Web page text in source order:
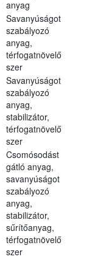
anyag
Savanyúságot
szabályozó
anyag,
térfogatnövelő
szer
Savanyúságot
szabályozó
anyag,
stabilizátor,
térfogatnövelő
szer
Csomósodást
gátló anyag,
savanyúságot
szabályozó
anyag,
stabilizátor,
sűrítőanyag,
térfogatnövelő
szer